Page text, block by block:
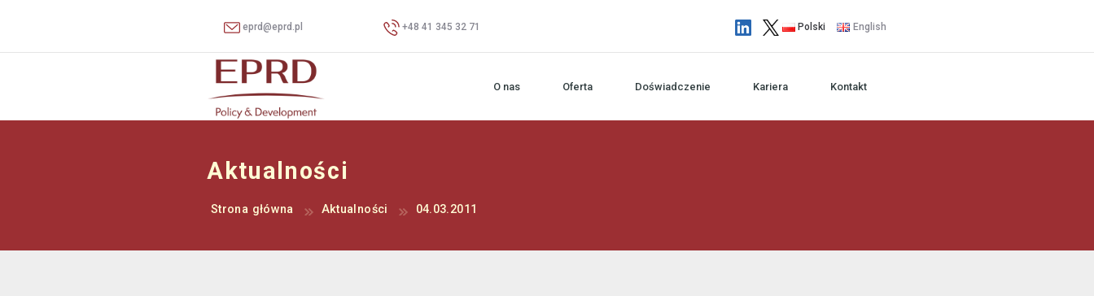
eprd@eprd.pl +48 41 345 32 71 Polski English
O nas Oferta Doświadczenie Kariera Kontakt
Aktualności
Strona główna Aktualności 04.03.2011